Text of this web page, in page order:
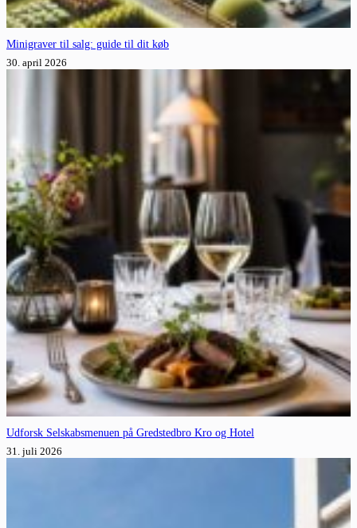
Minigraver til salg: guide til dit køb
30. april 2026
Udforsk Selskabsmenuen på Gredstedbro Kro og Hotel
31. juli 2026